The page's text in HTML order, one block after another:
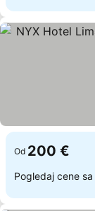
Od 200 €
Pogledaj cene sa